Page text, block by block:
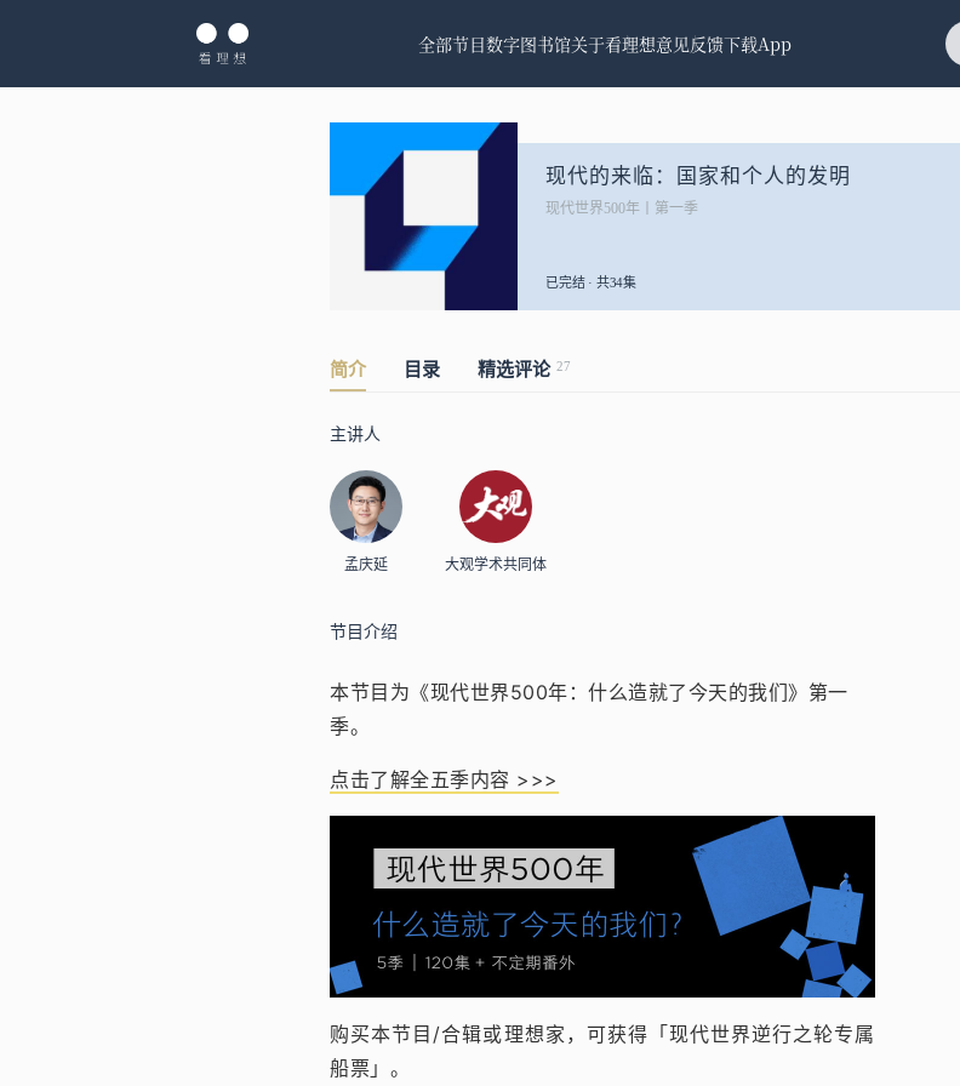
全部节目数字图书馆关于看理想意见反馈下载App
现代的来临：国家和个人的发明
现代世界500年丨第一季
已完结 · 共34集
简介 目录 精选评论 27
主讲人
孟庆延 大观学术共同体
节目介绍
本节目为《现代世界500年：什么造就了今天的我们》第一
季。
点击了解全五季内容 >>>
购买本节目/合辑或理想家，可获得「现代世界逆行之轮专属
船票」。